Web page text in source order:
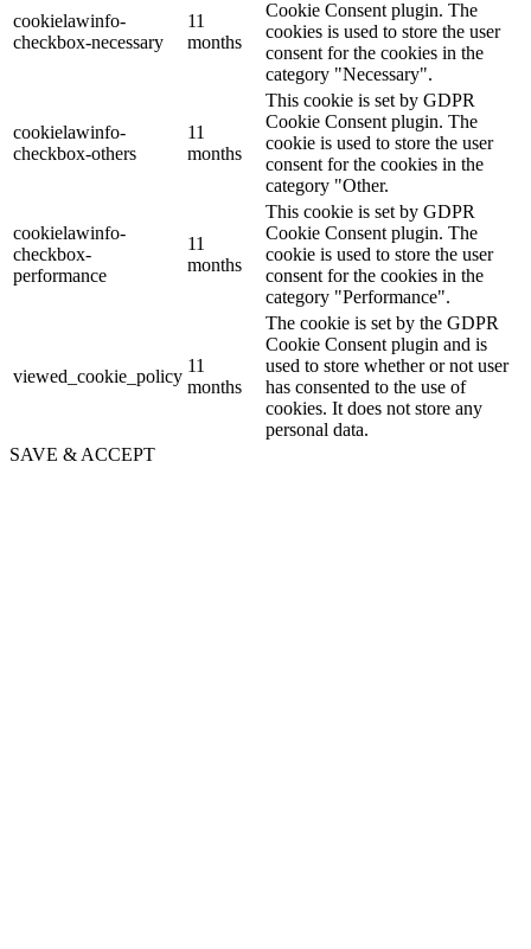
cookielawinfo-
checkbox-necessary
11
months
Cookie Consent plugin. The
cookies is used to store the user
consent for the cookies in the
category "Necessary".
cookielawinfo-
checkbox-others
11
months
This cookie is set by GDPR
Cookie Consent plugin. The
cookie is used to store the user
consent for the cookies in the
category "Other.
cookielawinfo-
checkbox-
performance
11
months
This cookie is set by GDPR
Cookie Consent plugin. The
cookie is used to store the user
consent for the cookies in the
category "Performance".
viewed_cookie_policy
11
months
The cookie is set by the GDPR
Cookie Consent plugin and is
used to store whether or not user
has consented to the use of
cookies. It does not store any
personal data.
SAVE & ACCEPT